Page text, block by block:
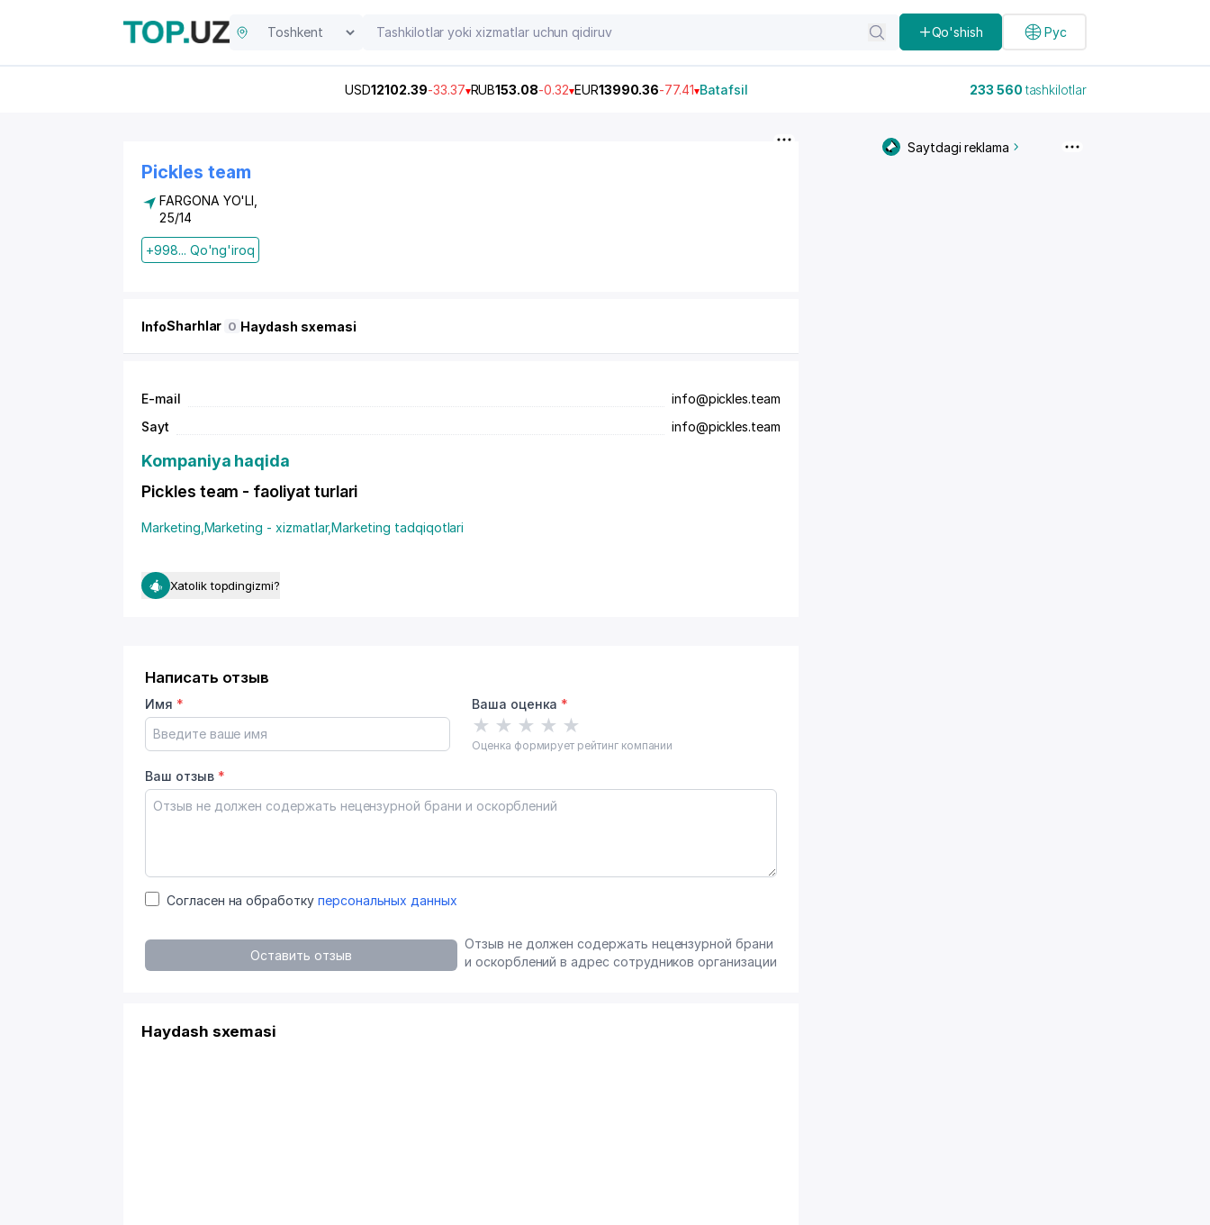
Qo'shish Рус
USD12102.39-33.37 RUB153.08-0.32 EUR13990.36-77.41 Batafsil 233 560tashkilotlar
Pickles team
FARGONA YO'LI,
25/14
+998... Qo'ng'iroq
InfoSharhlar 0 Haydash sxemasi
E-mail
info@pickles.team
Sayt
info@pickles.team
Kompaniya haqida
Pickles team - faoliyat turlari
Marketing Marketing - xizmatlar,Marketing tadqiqotlari
Xatolik topdingizmi?
Написать отзыв
Имя * Ваша оценка *
★ ★ ★ ★ ★
Оценка формирует рейтинг компании
Ваш отзыв *
Согласен на обработку персональных данных
Оставить отзыв
Отзыв не должен содержать нецензурной брани
и оскорблений в адрес сотрудников организации
Haydash sxemasi
Saytdagi reklama